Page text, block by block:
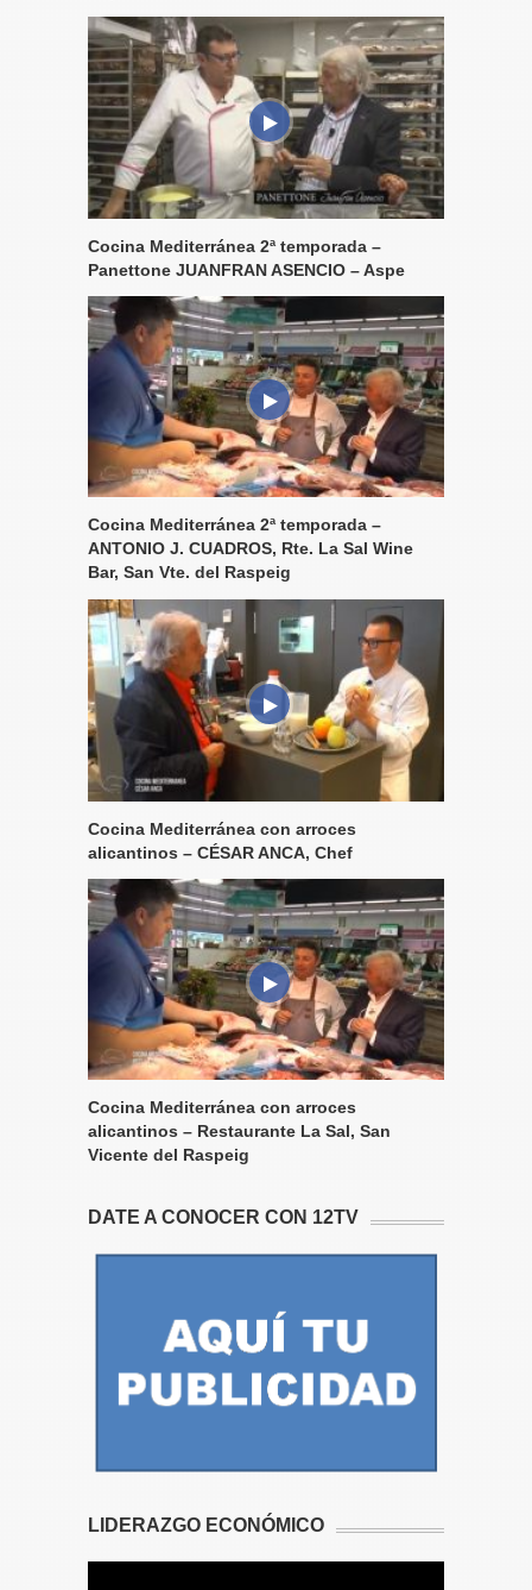
Cocina Mediterránea 2ª temporada –
Panettone JUANFRAN ASENCIO – Aspe
Cocina Mediterránea 2ª temporada –
ANTONIO J. CUADROS, Rte. La Sal Wine
Bar, San Vte. del Raspeig
Cocina Mediterránea con arroces
alicantinos – CÉSAR ANCA, Chef
Cocina Mediterránea con arroces
alicantinos – Restaurante La Sal, San
Vicente del Raspeig
DATE A CONOCER CON 12TV
LIDERAZGO ECONÓMICO